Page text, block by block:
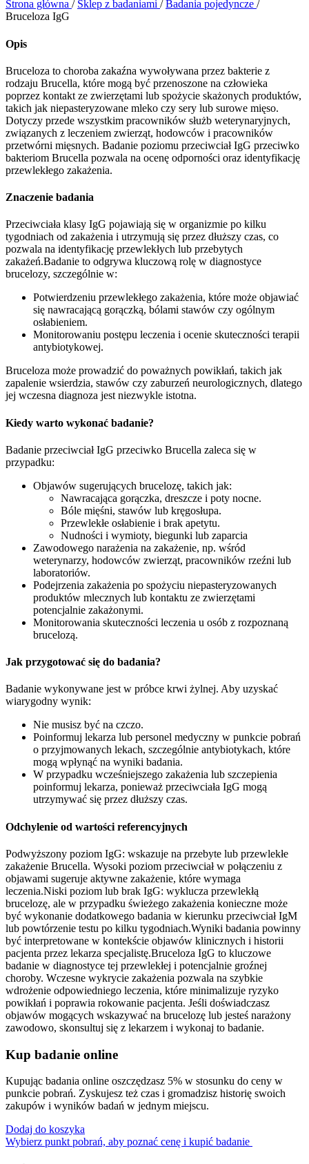
Strona główna / Sklep z badaniami / Badania pojedyncze /
Bruceloza IgG
Opis
Bruceloza to choroba zakaźna wywoływana przez bakterie z
rodzaju Brucella, które mogą być przenoszone na człowieka
poprzez kontakt ze zwierzętami lub spożycie skażonych produktów,
takich jak niepasteryzowane mleko czy sery lub surowe mięso.
Dotyczy przede wszystkim pracowników służb weterynaryjnych,
związanych z leczeniem zwierząt, hodowców i pracowników
przetwórni mięsnych. Badanie poziomu przeciwciał IgG przeciwko
bakteriom Brucella pozwala na ocenę odporności oraz identyfikację
przewlekłego zakażenia.
Znaczenie badania
Przeciwciała klasy IgG pojawiają się w organizmie po kilku
tygodniach od zakażenia i utrzymują się przez dłuższy czas, co
pozwala na identyfikację przewlekłych lub przebytych
zakażeń.Badanie to odgrywa kluczową rolę w diagnostyce
brucelozy, szczególnie w:
Potwierdzeniu przewlekłego zakażenia, które może objawiać
się nawracającą gorączką, bólami stawów czy ogólnym
osłabieniem.
Monitorowaniu postępu leczenia i ocenie skuteczności terapii
antybiotykowej.
Bruceloza może prowadzić do poważnych powikłań, takich jak
zapalenie wsierdzia, stawów czy zaburzeń neurologicznych, dlatego
jej wczesna diagnoza jest niezwykle istotna.
Kiedy warto wykonać badanie?
Badanie przeciwciał IgG przeciwko Brucella zaleca się w
przypadku:
Objawów sugerujących brucelozę, takich jak:
Nawracająca gorączka, dreszcze i poty nocne.
Bóle mięśni, stawów lub kręgosłupa.
Przewlekłe osłabienie i brak apetytu.
Nudności i wymioty, biegunki lub zaparcia
Zawodowego narażenia na zakażenie, np. wśród
weterynarzy, hodowców zwierząt, pracowników rzeźni lub
laboratoriów.
Podejrzenia zakażenia po spożyciu niepasteryzowanych
produktów mlecznych lub kontaktu ze zwierzętami
potencjalnie zakażonymi.
Monitorowania skuteczności leczenia u osób z rozpoznaną
brucelozą.
Jak przygotować się do badania?
Badanie wykonywane jest w próbce krwi żylnej. Aby uzyskać
wiarygodny wynik:
Nie musisz być na czczo.
Poinformuj lekarza lub personel medyczny w punkcie pobrań
o przyjmowanych lekach, szczególnie antybiotykach, które
mogą wpłynąć na wyniki badania.
W przypadku wcześniejszego zakażenia lub szczepienia
poinformuj lekarza, ponieważ przeciwciała IgG mogą
utrzymywać się przez dłuższy czas.
Odchylenie od wartości referencyjnych
Podwyższony poziom IgG: wskazuje na przebyte lub przewlekłe
zakażenie Brucella. Wysoki poziom przeciwciał w połączeniu z
objawami sugeruje aktywne zakażenie, które wymaga
leczenia.Niski poziom lub brak IgG: wyklucza przewlekłą
brucelozę, ale w przypadku świeżego zakażenia konieczne może
być wykonanie dodatkowego badania w kierunku przeciwciał IgM
lub powtórzenie testu po kilku tygodniach.Wyniki badania powinny
być interpretowane w kontekście objawów klinicznych i historii
pacjenta przez lekarza specjalistę.Bruceloza IgG to kluczowe
badanie w diagnostyce tej przewlekłej i potencjalnie groźnej
choroby. Wczesne wykrycie zakażenia pozwala na szybkie
wdrożenie odpowiedniego leczenia, które minimalizuje ryzyko
powikłań i poprawia rokowanie pacjenta. Jeśli doświadczasz
objawów mogących wskazywać na brucelozę lub jesteś narażony
zawodowo, skonsultuj się z lekarzem i wykonaj to badanie.
Kup badanie online
Kupując badania online oszczędzasz 5% w stosunku do ceny w
punkcie pobrań. Zyskujesz też czas i gromadzisz historię swoich
zakupów i wyników badań w jednym miejscu.
Dodaj do koszyka
Wybierz punkt pobrań, aby poznać cenę i kupić badanie